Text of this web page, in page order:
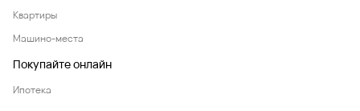
Квартиры
Машино-места
Покупайте онлайн
Ипотека